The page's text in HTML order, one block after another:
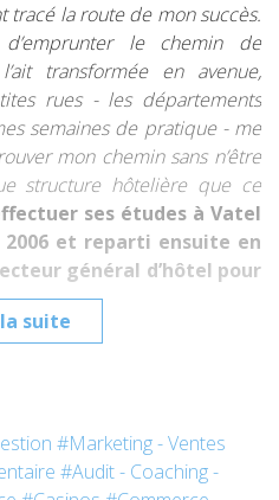
suite
tracé la route de mon succès.
le chemin de
transformée en avenue,
rues - les départements
semaines de pratique - me
mon chemin sans n’être
structure hôtelière que ce
ses études à Vatel
et reparti ensuite en
général d’hôtel pour
***
Etant celui qui avait appris,
je m’occupais
#Marketing - Ventes
#Audit - Coaching -